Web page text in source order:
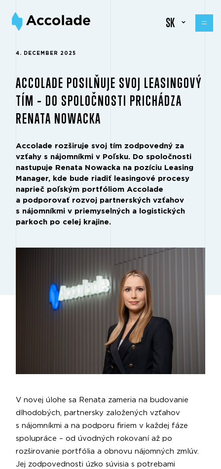
SK
4. DECEMBER 2025
ACCOLADE POSILŇUJE SVOJ LEASINGOVÝ
TÍM – DO SPOLOČNOSTI PRICHÁDZA
RENATA NOWACKA
Accolade rozširuje svoj tím zodpovedný za
vzťahy s nájomníkmi v Poľsku. Do spoločnosti
nastupuje Renata Nowacka na pozíciu Leasing
Manager, kde bude riadiť leasingové procesy
naprieč poľským portfóliom Accolade
a podporovať rozvoj partnerských vzťahov
s nájomníkmi v priemyselných a logistických
parkoch po celej krajine.
V novej úlohe sa Renata zameria na budovanie
dlhodobých, partnersky založených vzťahov
s nájomníkmi a na podporu firiem v každej fáze
spolupráce – od úvodných rokovaní až po
rozširovanie portfólia a obnovu nájomných zmlúv.
Jej zodpovednosti úzko súvisia s potrebami